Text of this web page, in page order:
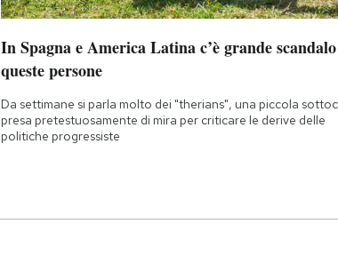
In Spagna e America Latina c’è grande
queste persone
Da settimane si parla molto dei "therians", una piccola
presa pretestuosamente di mira per criticare le derive delle
politiche progressiste